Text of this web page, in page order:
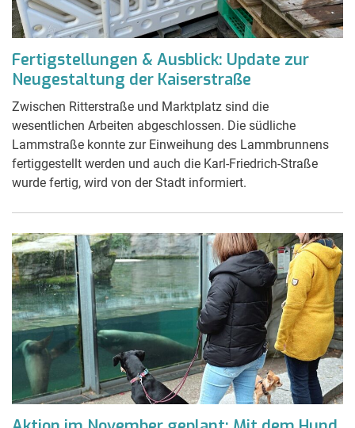
Fertigstellungen & Ausblick: Update zur
Neugestaltung der Kaiserstraße
Zwischen Ritterstraße und Marktplatz sind die
wesentlichen Arbeiten abgeschlossen. Die südliche
Lammstraße konnte zur Einweihung des Lammbrunnens
fertiggestellt werden und auch die Karl-Friedrich-Straße
wurde fertig, wird von der Stadt informiert.